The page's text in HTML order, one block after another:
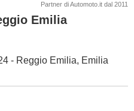
Partner di Automoto.it dal 2011
Emilia
- Reggio Emilia, Emilia